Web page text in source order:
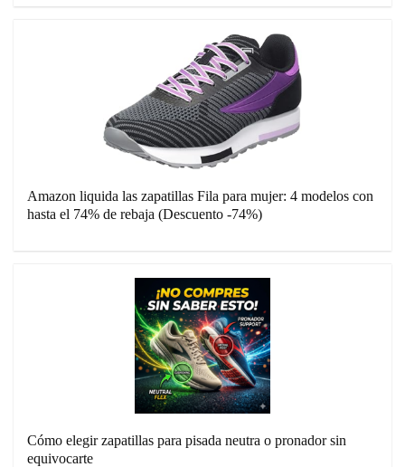
Amazon liquida las zapatillas Fila para mujer: 4 modelos con
hasta el 74% de rebaja (Descuento -74%)
Cómo elegir zapatillas para pisada neutra o pronador sin
equivocarte